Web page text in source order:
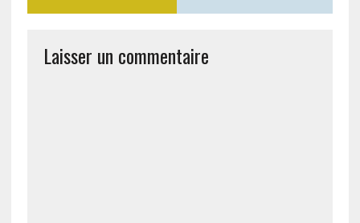
Laisser un commentaire